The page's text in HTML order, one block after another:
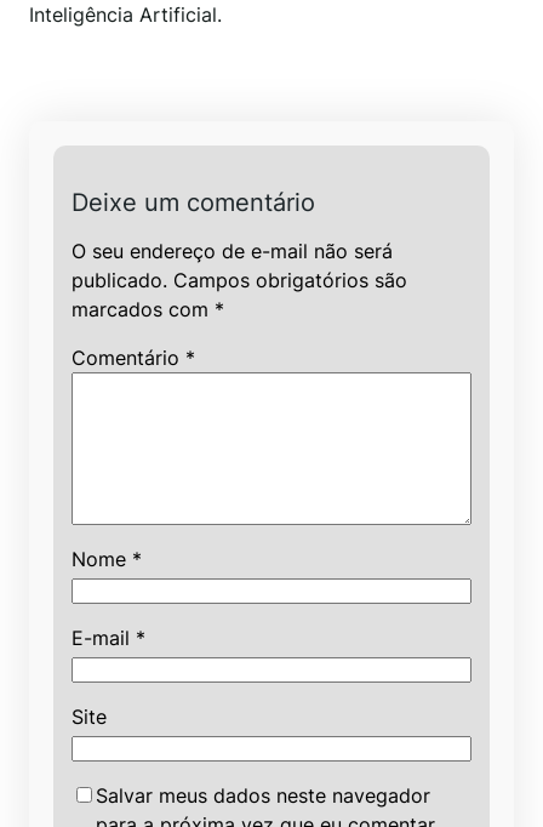
Inteligência Artificial.
Deixe um comentário
O seu endereço de e-mail não será
publicado. Campos obrigatórios são
marcados com *
Comentário *
Nome *
E-mail *
Site
Salvar meus dados neste navegador